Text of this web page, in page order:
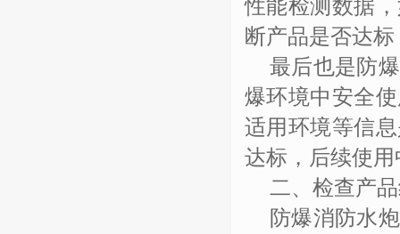
性能检测数据
断产品是否达标
最后也是防
爆环境中安全
适用环境等信
达标，后续使
二、检查产
防爆消防水